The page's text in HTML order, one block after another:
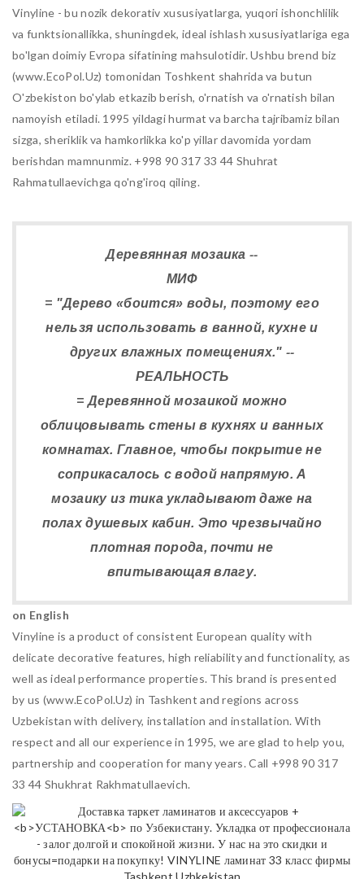
Vinyline - bu nozik dekorativ xususiyatlarga, yuqori ishonchlilik
va funktsionallikka, shuningdek, ideal ishlash xususiyatlariga ega
bo'lgan doimiy Evropa sifatining mahsulotidir. Ushbu brend biz
(www.EcoPol.Uz) tomonidan Toshkent shahrida va butun
O'zbekiston bo'ylab etkazib berish, o'rnatish va o'rnatish bilan
namoyish etiladi. 1995 yildagi hurmat va barcha tajribamiz bilan
sizga, sheriklik va hamkorlikka ko'p yillar davomida yordam
berishdan mamnunmiz. +998 90 317 33 44 Shuhrat
Rahmatullaevichga qo'ng'iroq qiling.
Деревянная мозаика --
МИФ
= "Дерево «боится» воды, поэтому его
нельзя использовать в ванной, кухне и
других влажных помещениях." --
РЕАЛЬНОСТЬ
= Деревянной мозаикой можно
облицовывать стены в кухнях и ванных
комнатах. Главное, чтобы покрытие не
соприкасалось с водой напрямую. А
мозаику из тика укладывают даже на
полах душевых кабин. Это чрезвычайно
плотная порода, почти не
впитывающая влагу.
on English
Vinyline is a product of consistent European quality with
delicate decorative features, high reliability and functionality, as
well as ideal performance properties. This brand is presented
by us (www.EcoPol.Uz) in Tashkent and regions across
Uzbekistan with delivery, installation and installation. With
respect and all our experience in 1995, we are glad to help you,
partnership and cooperation for many years. Call +998 90 317
33 44 Shukhrat Rakhmatullaevich.